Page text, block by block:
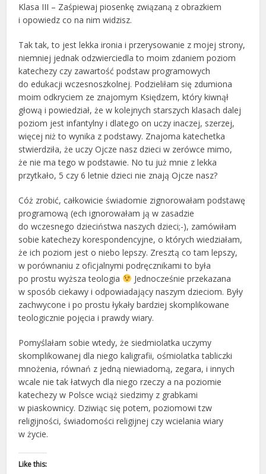
Klasa III – Zaśpiewaj piosenkę związaną z obrazkiem
i opowiedz co na nim widzisz.
Tak tak, to jest lekka ironia i przerysowanie z mojej strony,
niemniej jednak odzwierciedla to moim zdaniem poziom
katechezy czy zawartość podstaw programowych
do edukacji wczesnoszkolnej. Podzieliłam się zdumiona
moim odkryciem ze znajomym Księdzem, który kiwnął
głową i powiedział, że w kolejnych starszych klasach dalej
poziom jest infantylny i dlatego on uczy inaczej, szerzej,
więcej niż to wynika z podstawy. Znajoma katechetka
stwierdziła, że uczy Ojcze nasz dzieci w zerówce mimo,
że nie ma tego w podstawie. No tu już mnie z lekka
przytkało, 5 czy 6 letnie dzieci nie znają Ojcze nasz?
Cóż zrobić, całkowicie świadomie zignorowałam podstawę
programową (ech ignorowałam ją w zasadzie
do wczesnego dzieciństwa naszych dzieci;-), zamówiłam
sobie katechezy korespondencyjne, o których wiedziałam,
że ich poziom jest o niebo lepszy. Zresztą co tam lepszy,
w porównaniu z oficjalnymi podręcznikami to była
po prostu wyższa teologia
Jednocześnie przekazana
w sposób ciekawy i odpowiadający naszym dzieciom. Były
zachwycone i po prostu łykały bardziej skomplikowane
teologicznie pojęcia i prawdy wiary.
Pomyślałam sobie wtedy, że siedmiolatka uczymy
skomplikowanej dla niego kaligrafii, ośmiolatka tabliczki
mnożenia, równań z jedną niewiadomą, zegara, i innych
wcale nie tak łatwych dla niego rzeczy a na poziomie
katechezy w Polsce wciąż siedzimy z grabkami
w piaskownicy. Dziwiąc się potem, poziomowi tzw
religijności, świadomości religijnej czy wcielania wiary
w życie.
Like this: